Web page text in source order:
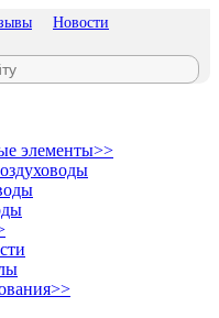
Новости
элементы>>
>>